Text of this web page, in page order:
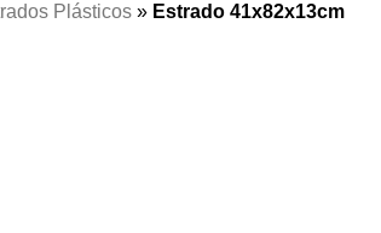
Plásticos » Estrado 41x82x13cm